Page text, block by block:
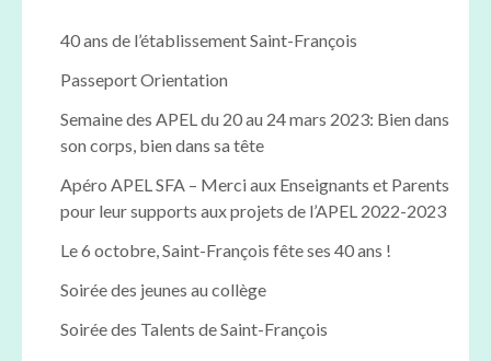
40 ans de l’établissement Saint-François
Passeport Orientation
Semaine des APEL du 20 au 24 mars 2023: Bien dans
son corps, bien dans sa tête
Apéro APEL SFA – Merci aux Enseignants et Parents
pour leur supports aux projets de l’APEL 2022-2023
Le 6 octobre, Saint-François fête ses 40 ans !
Soirée des jeunes au collège
Soirée des Talents de Saint-François